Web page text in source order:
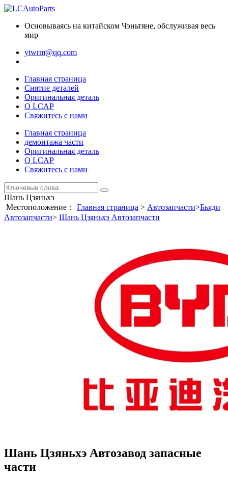
Основываясь на китайском Чэньтяне, обслуживая весь
мир
ytwrm@qq.com
Главная страница
Снятие деталей
Оригинальная деталь
О LCAP
Свяжитесь с нами
Главная страница
демонтажа части
Оригинальная деталь
О LCAP
Свяжитесь с нами
Шань Цзяньхэ
Местоположение： Главная страница > Автозапчасти>Бьяди
Автозапчасти> Шань Цзяньхэ Автозапчасти
Шань Цзяньхэ Автозавод запасные
части